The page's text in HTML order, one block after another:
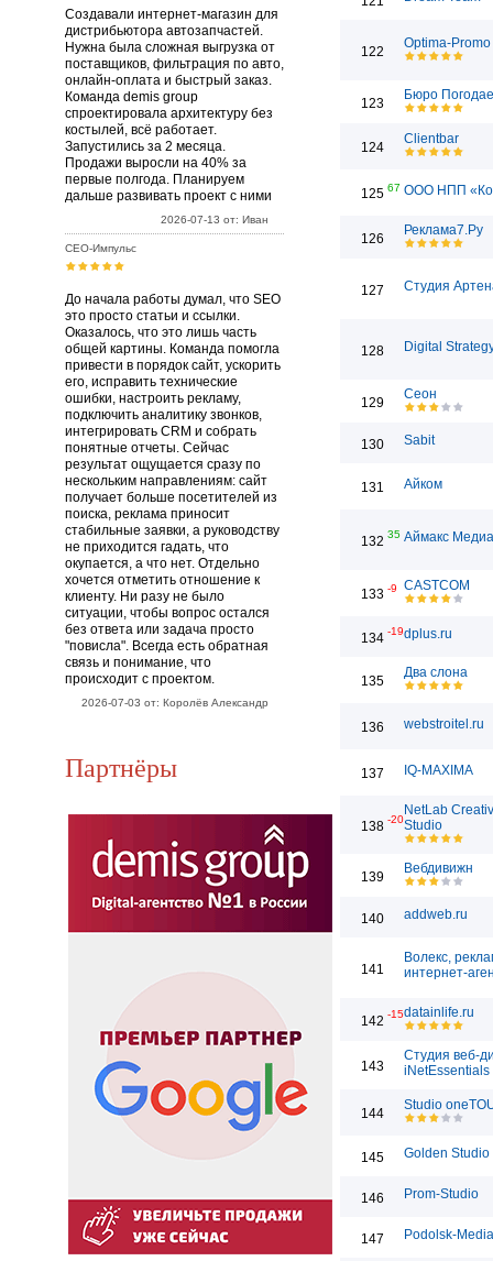
Создавали интернет-магазин для
дистрибьютора автозапчастей.
Нужна была сложная выгрузка от
поставщиков, фильтрация по авто,
онлайн-оплата и быстрый заказ.
Команда demis group
спроектировала архитектуру без
костылей, всё работает.
Запустились за 2 месяца.
Продажи выросли на 40% за
первые полгода. Планируем
дальше развивать проект с ними
2026-07-13 от: Иван
СЕО-Импульс
До начала работы думал, что SEO
это просто статьи и ссылки.
Оказалось, что это лишь часть
общей картины. Команда помогла
привести в порядок сайт, ускорить
его, исправить технические
ошибки, настроить рекламу,
подключить аналитику звонков,
интегрировать CRM и собрать
понятные отчеты. Сейчас
результат ощущается сразу по
нескольким направлениям: сайт
получает больше посетителей из
поиска, реклама приносит
стабильные заявки, а руководству
не приходится гадать, что
окупается, а что нет. Отдельно
хочется отметить отношение к
клиенту. Ни разу не было
ситуации, чтобы вопрос остался
без ответа или задача просто
"повисла". Всегда есть обратная
связь и понимание, что
происходит с проектом.
2026-07-03 от: Королёв Александр
Партнёры
122
Optima-Promo
123
Бюро
124
Clientbar
125 67 ООО НПП
126
Реклама7.Ру
127 Студия
128 Digital
129
Сеон
130 Sabit
131 Айком
132 35 Аймакс
133 -9 CASTCOM
134 -19dplus.ru
135
Два слона
136 webstroitel.ru
137 IQ-MAXIMA
138 -20
NetLab
Studio
139
Вебдивижн
140 addweb.ru
141
Волекс,
интернет-
142 -15datainlife.ru
143
Студия веб-
iNetEssentials
144
Studio
145 Golden Studio
146 Prom-Studio
147 Podolsk-Media